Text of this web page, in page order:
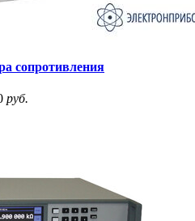
сопротивления
руб.